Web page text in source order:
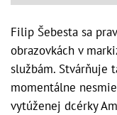
Filip Šebesta sa
obrazovkách v
službám. Stvárňuje
momentálne
vytúženej dcérky